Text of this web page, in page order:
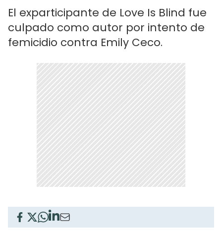
El exparticipante de Love Is Blind fue
culpado como autor por intento de
femicidio contra Emily Ceco.